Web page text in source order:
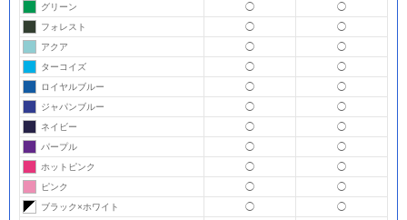
グリーン
◯
◯
フォレスト
◯
◯
アクア
◯
◯
ターコイズ
◯
◯
ロイヤルブルー
◯
◯
ジャパンブルー
◯
◯
ネイビー
◯
◯
パープル
◯
◯
ホットピンク
◯
◯
ピンク
◯
◯
ブラック×ホワイト
◯
◯